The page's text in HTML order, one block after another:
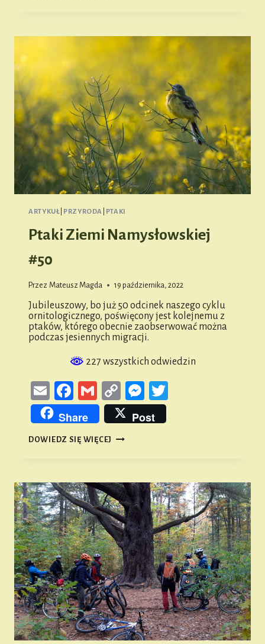
ARTYKUŁ PRZYRODA PTAKI
Ptaki Ziemi Namysłowskiej
#50
Przez Mateusz Magda 19 października, 2022
Jubileuszowy, bo już 50 odcinek naszego cyklu
ornitologicznego, poświęcony jest kolejnemu z
ptaków, którego obecnie zaobserwować można
podczas jesiennych migracji.
227 wszystkich odwiedzin
EmailFacebook
GmailCopy
Link
Messenger
Share Post
DOWIEDZ SIĘ WIĘCEJ PTAKI